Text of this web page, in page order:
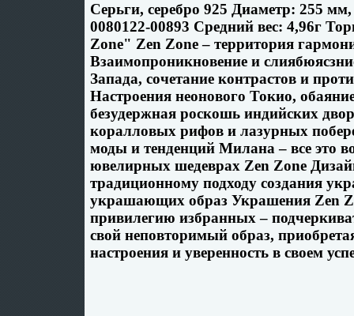
Серьги, серебро 925 Диаметр: 255
0080122-00893 Средний вес: 4,96г
Zone" Zen Zone – территория
Взаимопроникновение и
Запада, сочетание контрастов и
Настроения неонового Токио,
безудержная роскошь индийских
коралловых рифов и лазурных
моды и тенденций Милана – все это
ювелирных шедеврах Zen Zone
традиционному подходу создания
украшающих образ Украшения Zen
привилегию избранных –
свой неповторимый образ,
настроения и уверенность в своем